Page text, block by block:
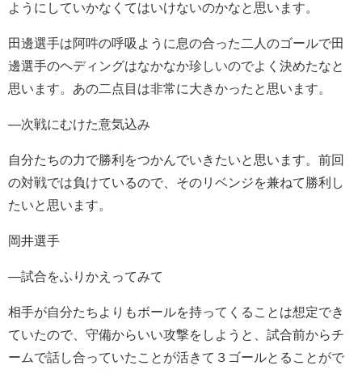
ようにしていかなくてはいけないのかなと思います。
田邊選手は阿吽の呼吸ように息の合った二人のゴールで田
邊選手のヘディングはなかなか珍しいのでよく決めたなと
思います。あの二点目は非常に大きかったと思います。
―次戦にむけた意気込み
自分たちの力で勝利をつかんでいきたいと思います。前回
の対戦では負けているので、そのリベンジを兼ねて勝利し
たいと思います。
岡井選手
―試合をふりかえってみて
相手が自分たちよりもボールを持ってくることは想定でき
ていたので、守備からいい攻撃をしようと、試合前からチ
ームで話し合っていたことが活きて３ゴールとることがで